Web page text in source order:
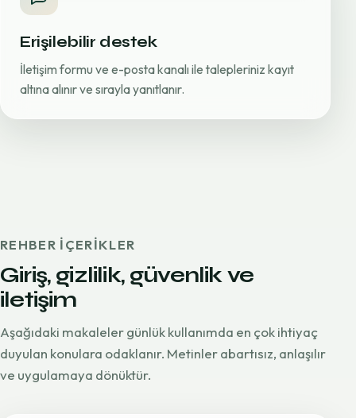
Erişilebilir destek
İletişim formu ve e-posta kanalı ile talepleriniz kayıt
altına alınır ve sırayla yanıtlanır.
REHBER IÇERIKLER
Giriş, gizlilik, güvenlik ve
iletişim
Aşağıdaki makaleler günlük kullanımda en çok ihtiyaç
duyulan konulara odaklanır. Metinler abartısız, anlaşılır
ve uygulamaya dönüktür.